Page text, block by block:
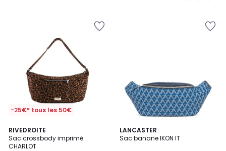
-25€* tous les 50€
RIVEDROITE
Sac crossbody imprimé
CHARLOT
5
/
5
LANCASTER
Sac banane IKON IT